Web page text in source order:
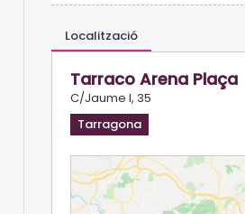
Localització
Tarraco Arena Plaça
C/Jaume I, 35
Tarragona